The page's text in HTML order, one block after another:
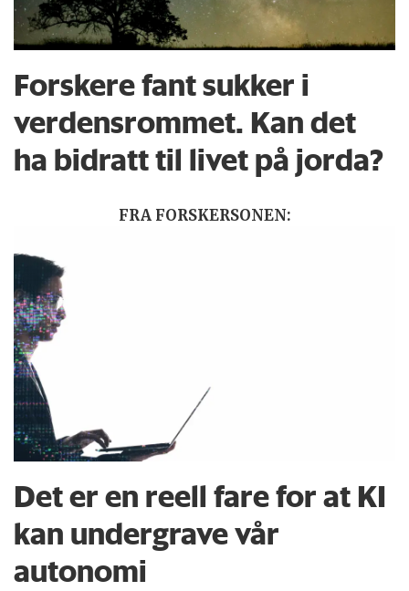
Forskere fant sukker i
verdensrommet. Kan det
ha bidratt til livet på jorda?
FRA FORSKERSONEN:
Det er en reell fare for at KI
kan undergrave vår
autonomi